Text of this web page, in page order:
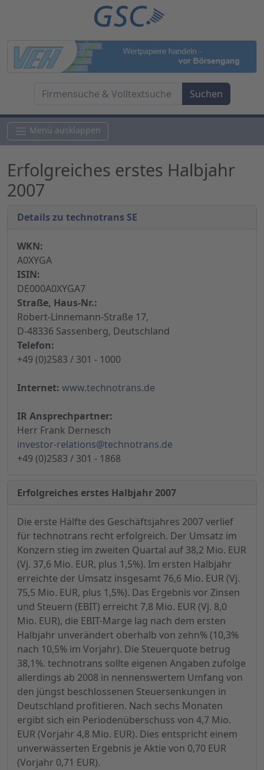
Menü ausklappen
Erfolgreiches erstes Halbjahr
2007
Details zu technotrans SE
WKN:
A0XYGA
ISIN:
DE000A0XYGA7
Straße, Haus-Nr.:
Robert-Linnemann-Straße 17,
D-48336 Sassenberg, Deutschland
Telefon:
+49 (0)2583 / 301 - 1000
Internet: www.technotrans.de
IR Ansprechpartner:
Herr Frank Dernesch
investor-relations@technotrans.de
+49 (0)2583 / 301 - 1868
Erfolgreiches erstes Halbjahr 2007
Die erste Hälfte des Geschäftsjahres 2007 verlief
für technotrans recht erfolgreich. Der Umsatz im
Konzern stieg im zweiten Quartal auf 38,2 Mio. EUR
(Vj. 37,6 Mio. EUR, plus 1,5%). Im ersten Halbjahr
erreichte der Umsatz insgesamt 76,6 Mio. EUR (Vj.
75,5 Mio. EUR, plus 1,5%). Das Ergebnis vor Zinsen
und Steuern (EBIT) erreicht 7,8 Mio. EUR (Vj. 8,0
Mio. EUR), die EBIT-Marge lag nach dem ersten
Halbjahr unverändert oberhalb von zehn% (10,3%
nach 10,5% im Vorjahr). Die Steuerquote betrug
38,1%. technotrans sollte eigenen Angaben zufolge
allerdings ab 2008 in nennenswertem Umfang von
den jüngst beschlossenen Steuersenkungen in
Deutschland profitieren. Nach sechs Monaten
ergibt sich ein Periodenüberschuss von 4,7 Mio.
EUR (Vorjahr 4,8 Mio. EUR). Dies entspricht einem
unverwässerten Ergebnis je Aktie von 0,70 EUR
(Vorjahr 0,71 EUR).